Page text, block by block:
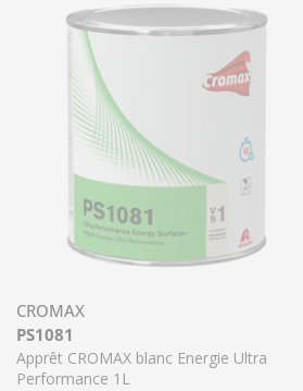
CROMAX
PS1081
Apprêt CROMAX blanc Energie Ultra
Performance 1L